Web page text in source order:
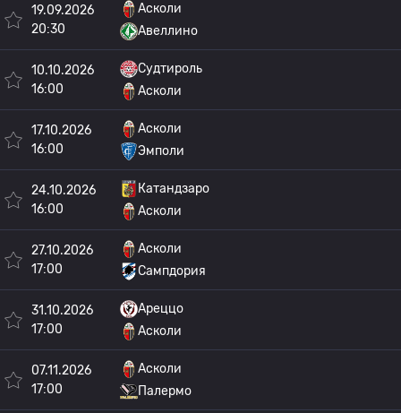
19.09.2026
20:30
Асколи
Авеллино
10.10.2026
16:00
Судтироль
Асколи
17.10.2026
16:00
Асколи
Эмполи
24.10.2026
16:00
Катандзаро
Асколи
27.10.2026
17:00
Асколи
Сампдория
31.10.2026
17:00
Ареццо
Асколи
07.11.2026
17:00
Асколи
Палермо